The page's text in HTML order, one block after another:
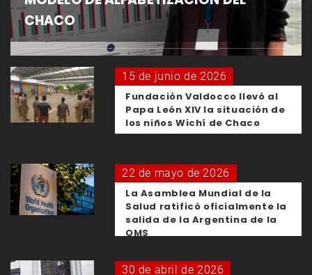
CHACO
15 de junio de 2026
Fundación Valdocco llevó al
Papa León XIV la situación de
los niños Wichí de Chaco
22 de mayo de 2026
La Asamblea Mundial de la
Salud ratificó oficialmente la
salida de la Argentina de la
OMS
30 de abril de 2026